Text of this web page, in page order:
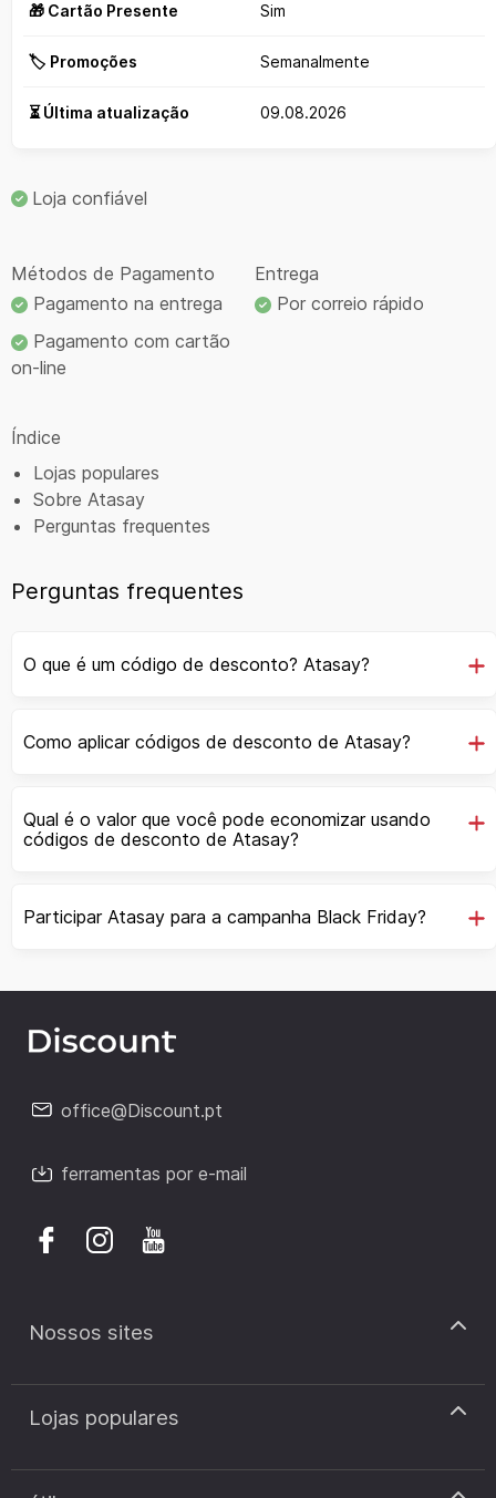
🎁 Cartão Presente Sim
🏷️ Promoções Semanalmente
⏳ Última atualização 09.08.2026
Loja confiável
Métodos de Pagamento
Pagamento na entrega
Pagamento com cartão
on-line
Entrega
Por correio rápido
Índice
Lojas populares
Sobre Atasay
Perguntas frequentes
Perguntas frequentes
O que é um código de desconto? Atasay?
Como aplicar códigos de desconto de Atasay?
Qual é o valor que você pode economizar usando
códigos de desconto de Atasay?
Participar Atasay para a campanha Black Friday?
office@Discount.pt
ferramentas por e-mail
Nossos sites
discount.pt
discount.sk
Lojas populares
Cupão de desconto Zooplus